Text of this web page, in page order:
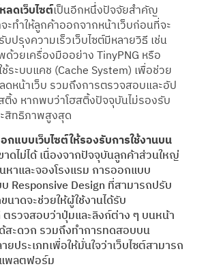
ลดเว็บไซต์เป็นอีกหนึ่งปัจจัยสำคัญ
ะทำให้ลูกค้าออกจากหน้าเว็บก่อนที่จะ
ปรุงความเร็วเว็บไซต์มีหลายวิธี เช่น
วยเครื่องมืออย่าง TinyPNG หรือ
ระบบแคช (Cache System) เพื่อช่วย
ลดหน้าเว็บ รวมถึงการตรวจสอบและอัป
ติ้ง หากพบว่าโฮสติ้งปัจจุบันไม่รองรับ
สิทธิภาพสูงสุด
กแบบเว็บไซต์ให้รองรับการใช้งานบน
ดไม่ได้ เนื่องจากปัจจุบันลูกค้าส่วนใหญ่
หาและจองโรงแรม การออกแบบ
บ Responsive Design ที่สามารถปรับ
นาดจะช่วยให้ผู้ใช้งานได้รับ
รวจสอบว่าปุ่มและลิงก์ต่าง ๆ บนหน้า
สะดวก รวมถึงทำการทดสอบบน
ประเภทเพื่อให้มั่นใจว่าเว็บไซต์สามารถ
พลตฟอร์ม